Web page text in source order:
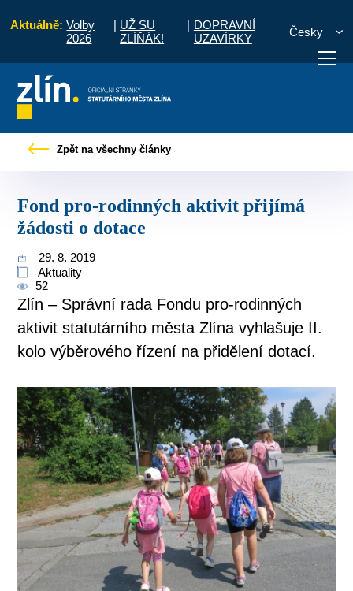
Aktuálně: Volby
2026
| UŽ SU
ZLÍŇÁK!
| DOPRAVNÍ
UZAVÍRKY
Česky
vyřídit Potřebuji zaplatit
Zpět na všechny články
Fond pro-rodinných aktivit přijímá
žádosti o dotace
29. 8. 2019
Aktuality
52
Zlín – Správní rada Fondu pro-rodinných
aktivit statutárního města Zlína vyhlašuje II.
kolo výběrového řízení na přidělení dotací.